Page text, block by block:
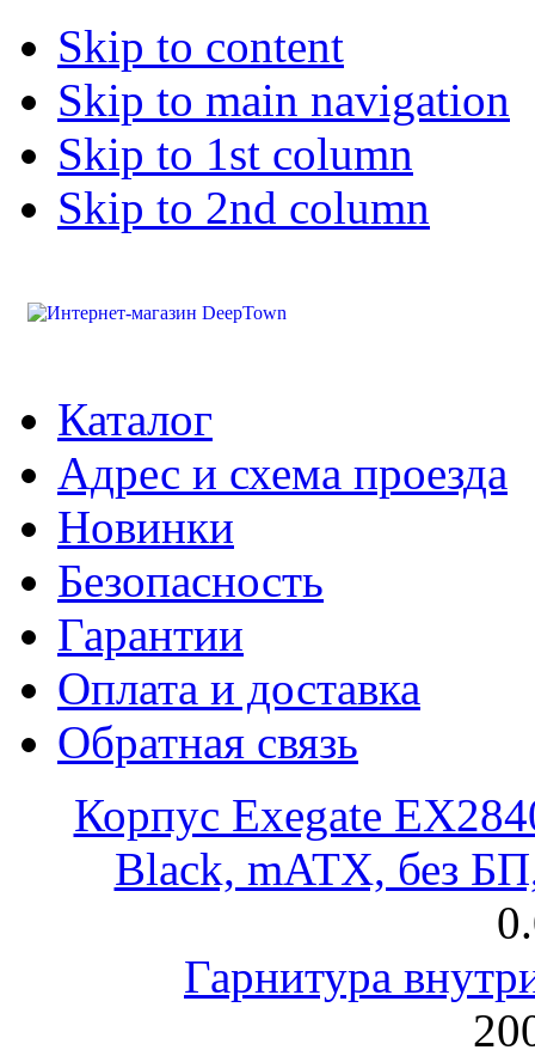
Skip to content
Skip to main navigation
Skip to 1st column
Skip to 2nd column
Каталог
Адрес и схема проезда
Новинки
Безопасность
Гарантии
Оплата и доставка
Обратная связь
Корпус Exegate
Black, mATX, без
Гарнитура